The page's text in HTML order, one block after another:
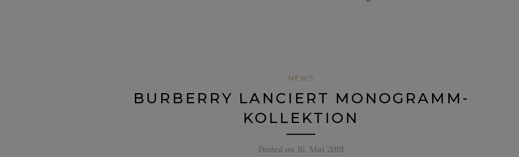
NEWS
BURBERRY LANCIERT MONOGRAMM-
KOLLEKTION
Posted on 16. Mai 2019